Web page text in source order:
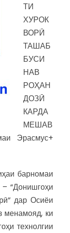
ТИ
ХУРОК
ВОРӢ
ТАШАБ
БУСИ
НАВ
РОҲАН
ДОЗӢ
КАРДА
МЕШАВ
Эрасмус+
барномаи
“Донишгоҳи
дар Осиёи
менамояд, ки
технолгии